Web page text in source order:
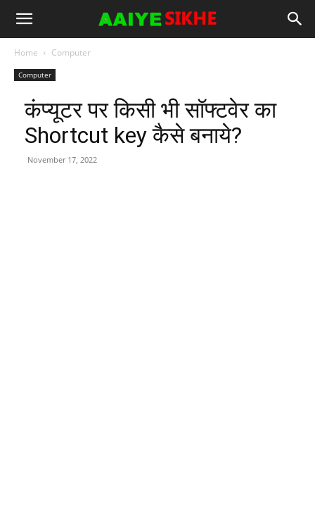
Home Computer
Computer
कंप्यूटर पर किसी भी सॉफ्टवेर का
Shortcut key कैसे बनाये?
November 17, 2022